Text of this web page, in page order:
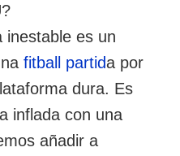
inestable es un
fitball partida por
dura. Es
inflada con una
añadir a